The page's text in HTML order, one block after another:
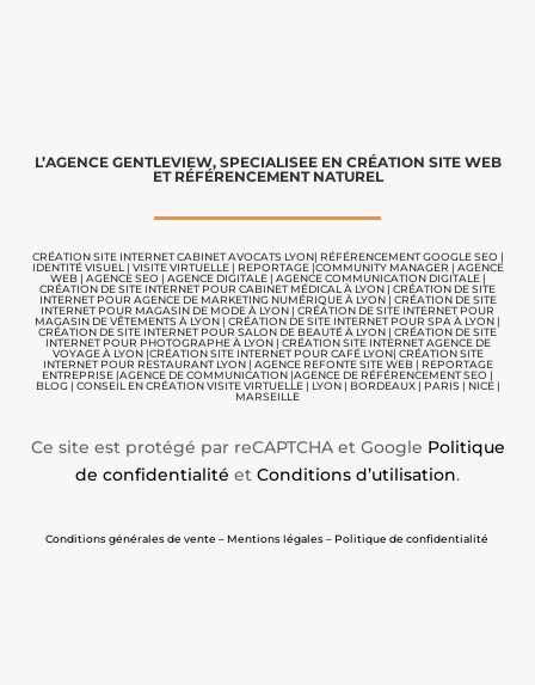
L’AGENCE GENTLEVIEW, SPECIALISEE EN CRÉATION SITE WEB
ET RÉFÉRENCEMENT NATUREL
CRÉATION SITE INTERNET CABINET AVOCATS LYON| RÉFÉRENCEMENT GOOGLE SEO |
IDENTITÉ VISUEL | VISITE VIRTUELLE| REPORTAGE |COMMUNITY MANAGER | AGENCE
WEB| AGENCE SEO | AGENCE DIGITALE| AGENCE COMMUNICATIONDIGITALE |
CRÉATION DE SITE INTERNET POUR CABINET MÉDICAL À LYON | CRÉATION DE SITE
INTERNET POUR AGENCE DE MARKETING NUMÉRIQUE À LYON| CRÉATION DE SITE
INTERNET POUR MAGASIN DE MODE À LYON | CRÉATION DE SITE INTERNET POUR
MAGASIN DE VÊTEMENTS À LYON | CRÉATION DE SITE INTERNET POUR SPA À LYON |
CRÉATION DE SITE INTERNET POUR SALON DE BEAUTÉ À LYON | CRÉATION DE SITE
INTERNET POUR PHOTOGRAPHE À LYON| CRÉATION SITE INTERNET AGENCE DE
VOYAGE À LYON|CRÉATION SITE INTERNET POUR CAFÉ LYON| CRÉATION SITE
INTERNET POUR RESTAURANT LYON| AGENCE REFONTE SITE WEB| REPORTAGE
ENTREPRISE |AGENCE DE COMMUNICATION |AGENCE DE RÉFÉRENCEMENT SEO |
BLOG| CONSEIL EN CRÉATION VISITE VIRTUELLE| LYON | BORDEAUX | PARIS | NICE |
MARSEILLE
Ce site est protégé par reCAPTCHA et Google Politique
de confidentialité et Conditions d’utilisation.
Conditions générales de vente – Mentions légales – Politique de confidentialité